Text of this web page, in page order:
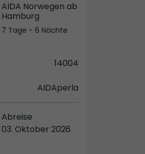
AIDA Norwegen ab
Hamburg
7 Tage - 6 Nächte
14004
AIDAperla
Abreise
03. Oktober 2026